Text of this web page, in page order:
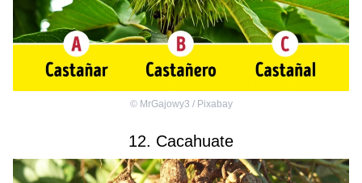
© MrGajowy3 / Pixabay
12. Cacahuate